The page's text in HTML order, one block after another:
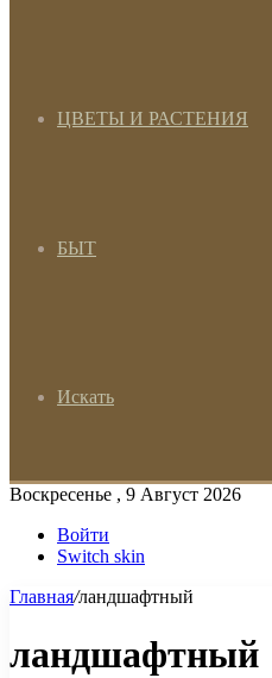
ЦВЕТЫ И РАСТЕНИЯ
БЫТ
Искать
Воскресенье , 9 Август 2026
Войти
Switch skin
Главная/ландшафтный
ландшафтный